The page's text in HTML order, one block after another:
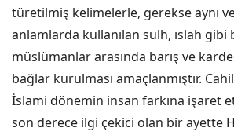
türetilmiş kelimelerle, gerekse aynı
anlamlarda kullanılan sulh, ıslah
müslümanlar arasında barış ve
bağlar kurulması amaçlanmıştır.
İslami dönemin insan farkına işaret
son derece ilgi çekici olan bir ayette